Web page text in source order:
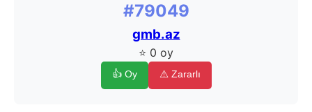
#79049
gmb.az
⭐ 0 oy
👍 Oy ⚠️ Zararlı